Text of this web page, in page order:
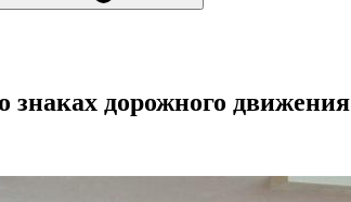
знаках дорожного движения